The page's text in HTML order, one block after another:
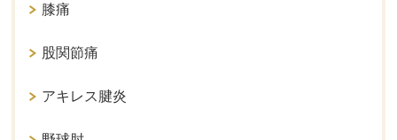
膝痛
股関節痛
アキレス腱炎